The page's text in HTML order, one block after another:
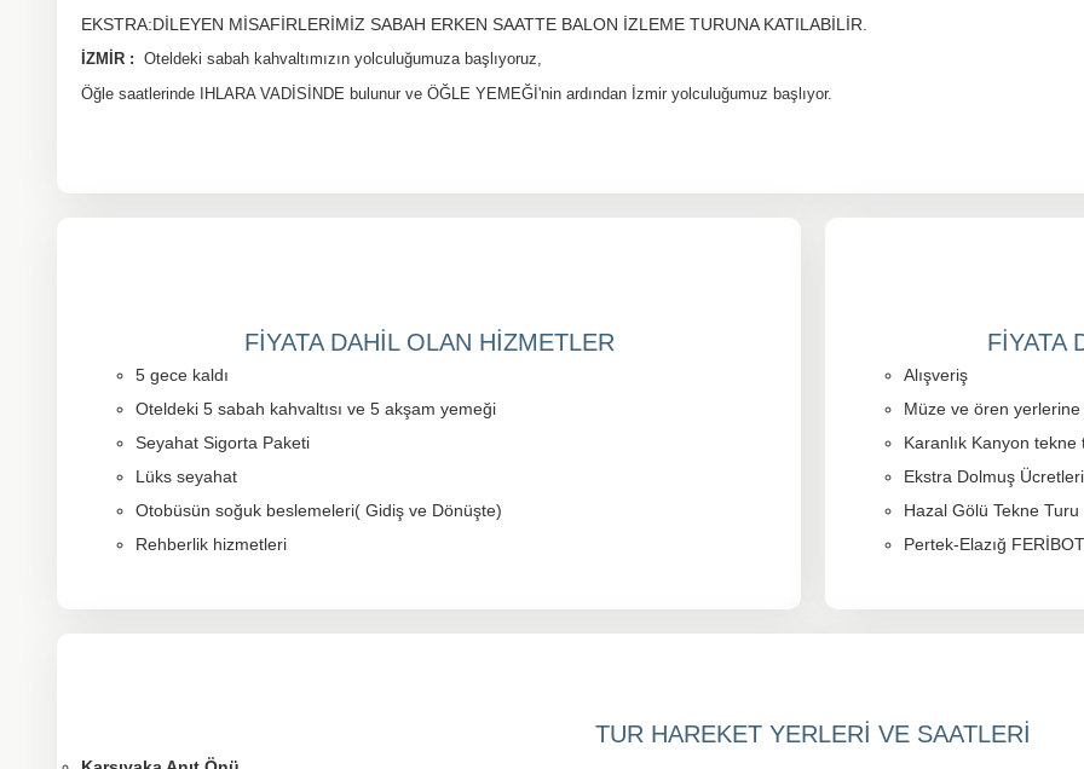
EKSTRA:DİLEYEN MİSAFİRLERİMİZ SABAH ERKEN SAATTE BALON İZLEME TURUNA KATILABİLİR.
İZMİR : Oteldeki sabah kahvaltımızın yolculuğumuza başlıyoruz,
Öğle saatlerinde IHLARA VADİSİNDE bulunur ve ÖĞLE YEMEĞİ'nin ardından İzmir yolculuğumuz başlıyor.
FİYATA DAHİL OLAN HİZMETLER
5 gece kaldı
Oteldeki 5 sabah kahvaltısı ve 5 akşam yemeği
Seyahat Sigorta Paketi
Lüks seyahat
Otobüsün soğuk beslemeleri( Gidiş ve Dönüşte)
Rehberlik hizmetleri
FİYATA
Alışveriş
Müze ve ören
Karanlık Kanyon
Ekstra Dolmuş
Hazal Gölü Tekne
Pertek-Elazığ
TUR HAREKET YERLERİ VE SAATLERİ